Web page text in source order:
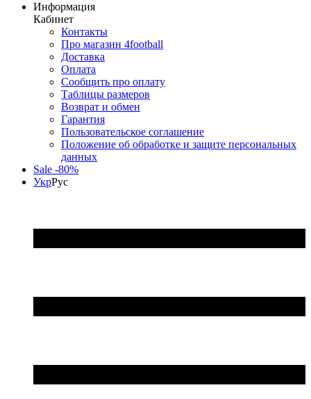
Информация
Кабинет
Контакты
Про магазин 4football
Доставка
Оплата
Сообщить про оплату
Таблицы размеров
Возврат и обмен
Гарантия
Пользовательское соглашение
Положение об обработке и защите персональных
данных
Sale -80%
УкрРус